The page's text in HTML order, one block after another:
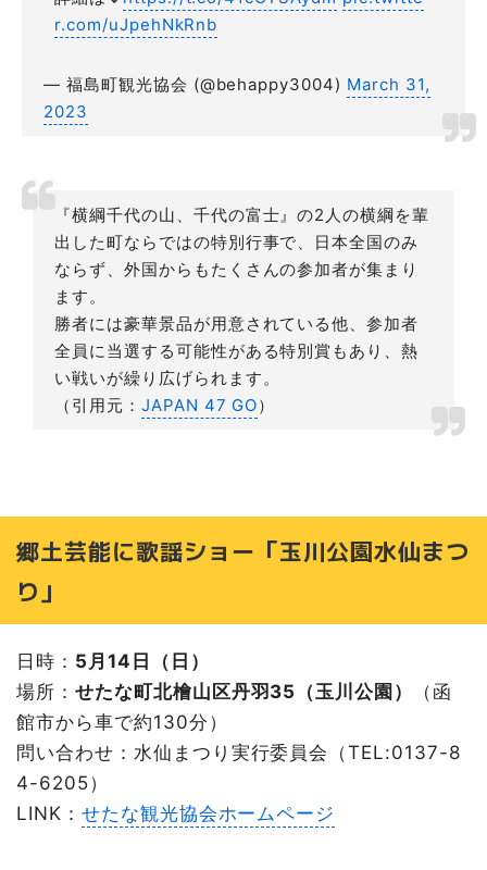
r.com/uJpehNkRnb
— 福島町観光協会 (@behappy3004) March 31,
2023
『横綱千代の山、千代の富士』の2人の横綱を輩
出した町ならではの特別行事で、日本全国のみ
ならず、外国からもたくさんの参加者が集まり
ます。
勝者には豪華景品が用意されている他、参加者
全員に当選する可能性がある特別賞もあり、熱
い戦いが繰り広げられます。
（引用元： JAPAN 47 GO）
郷土芸能に歌謡ショー「玉川公園水仙まつ
り」
日時： 5月14日（日）
場所： せたな町北檜山区丹羽35（玉川公園）
（函
館市から車で約130分）
問い合わせ：水仙まつり実行委員会（TEL:0137-8
4-6205）
LINK： せたな観光協会ホームページ